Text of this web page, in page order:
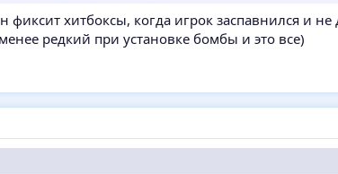
фиксит хитбоксы, когда игрок заспавнился и
редкий при установке бомбы и это все)